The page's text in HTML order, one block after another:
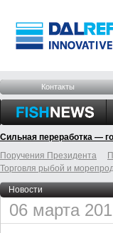
Контакты
Сильная переработка —
Поручения Президента
Торговля рыбой и
Новости
06 марта